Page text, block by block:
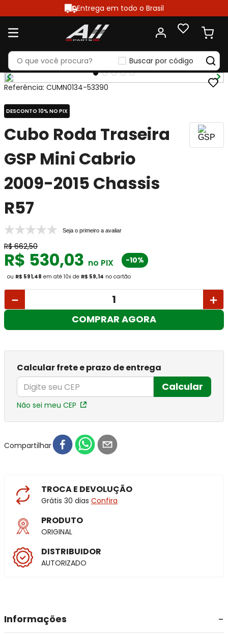
Entrega em todo o Brasil
Buscar por código
Referência: CUMN0134-53390
DESCONTO 10% NO PIX
Cubo Roda Traseira
GSP Mini Cabrio
2009-2015 Chassis
R57
Seja o primeiro a avaliar
R$ 662,50
R$ 530,03 no PIX -10%
ou R$ 591,48 em até 10x de R$ 59,14 no cartão
＋
－
COMPRAR AGORA
Calcular frete e prazo de entrega
Calcular
Não sei meu CEP
Compartilhar
TROCA E DEVOLUÇÃO
Grátis 30 dias Confira
PRODUTO
ORIGINAL
DISTRIBUIDOR
AUTORIZADO
Informações